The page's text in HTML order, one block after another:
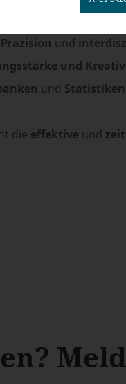
Präzision und
und
und Statistiken
die effektiveund